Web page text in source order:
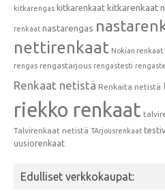
kitkarengas kitkarenkaat kitkarenkaat
renkaat nastarengas
nettirenkaat Nokian renkaat
rengas rengastarjous rengastesti
Renkaat netistä Renkaita netistä
riekko renkaat
Talvirenkaat netistä TArjousrenkaat
uusiorenkaat
Edulliset verkkokaupat: